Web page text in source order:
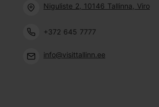
Niguliste 2, 10146 Tallinna, Viro
+372 645 7777
info@visittallinn.ee